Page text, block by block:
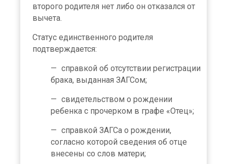
второго родителя нет либо он отказался от
вычета.
Статус единственного родителя
подтверждается:
справкой об отсутствии регистрации
брака, выданная ЗАГСом;
свидетельством о рождении
ребенка с прочерком в графе «Отец»;
справкой ЗАГСа о рождении,
согласно которой сведения об отце
внесены со слов матери;